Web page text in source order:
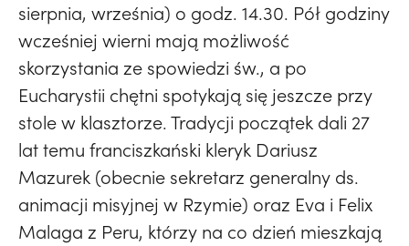
sierpnia, września) o godz. 14.30. Pół godziny
wcześniej wierni mają możliwość
skorzystania ze spowiedzi św., a po
Eucharystii chętni spotykają się jeszcze przy
stole w klasztorze. Tradycji początek dali 27
lat temu franciszkański kleryk Dariusz
Mazurek (obecnie sekretarz generalny ds.
animacji misyjnej w Rzymie) oraz Eva i Felix
Malaga z Peru, którzy na co dzień mieszkają